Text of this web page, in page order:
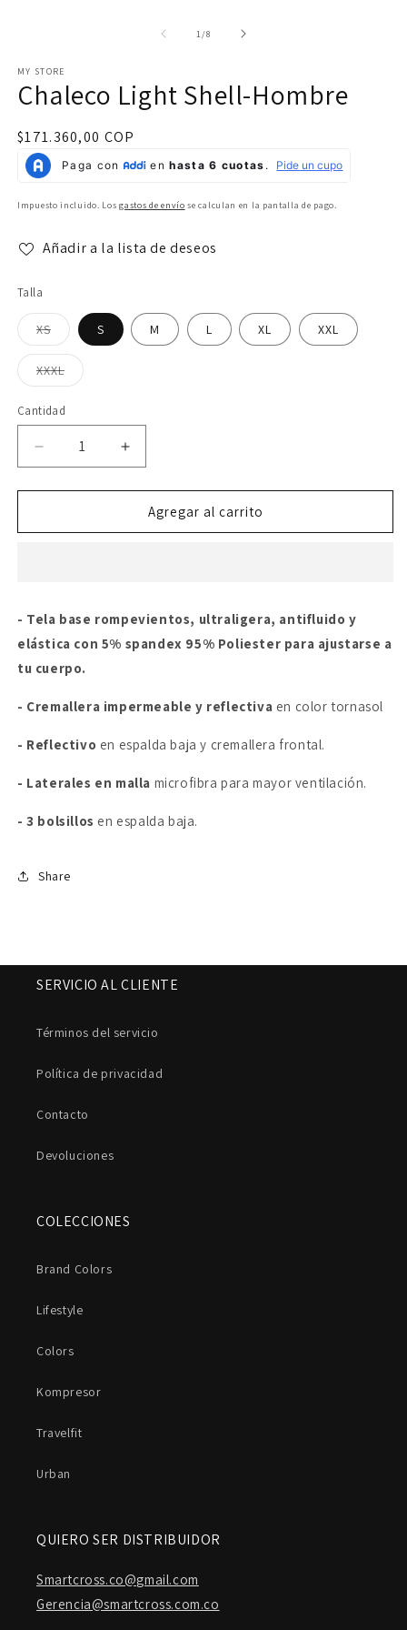
1/de8
MY STORE
Chaleco Light Shell-Hombre
Precio
habitual
$171.360,00 COP
Impuesto incluido. Losgastos de envío se calculan en la pantalla de pago.
Añadir a la lista de deseos
Talla
XSVariante
agotada
o
no
disponible
S M L XL XXL
XXXLVariante
agotada
no
Cantidad
Reducir
cantidad
para
Light
Aumentar
cantidad
para
Chaleco
Light
Agregar al carrito
- Tela base rompevientos, ultraligera, antifluido y
elástica con 5% spandex 95% Poliester para ajustarse a
tu cuerpo.
- Cremallera impermeable y reflectiva en color tornasol
- Reflectivo en espalda baja y cremallera frontal.
- Laterales en malla microfibra para mayor ventilación.
- 3 bolsillos en espalda baja.
Share
SERVICIO AL CLIENTE
Términos del servicio
Política de privacidad
Contacto
Devoluciones
COLECCIONES
Brand Colors
Lifestyle
Colors
Kompresor
Travelfit
Urban
QUIERO SER DISTRIBUIDOR
Smartcross.co@gmail.com
Gerencia@smartcross.com.co